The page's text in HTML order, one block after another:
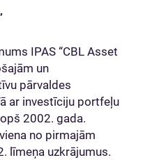
IPAS “CBL Asset
un
pārvaldes
ar investīciju portfeļu
2002. gada.
no pirmajām
līmeņa uzkrājumus.